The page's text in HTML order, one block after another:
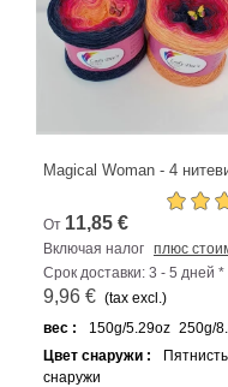
Magical Woman - 4
От 11,85 €
Включая налог плюс
Срок доставки: 3 - 5 дней *
9,96 € (tax excl.)
вес :
150g/5.29oz 250g/
Цвет снаружи :
снаружи